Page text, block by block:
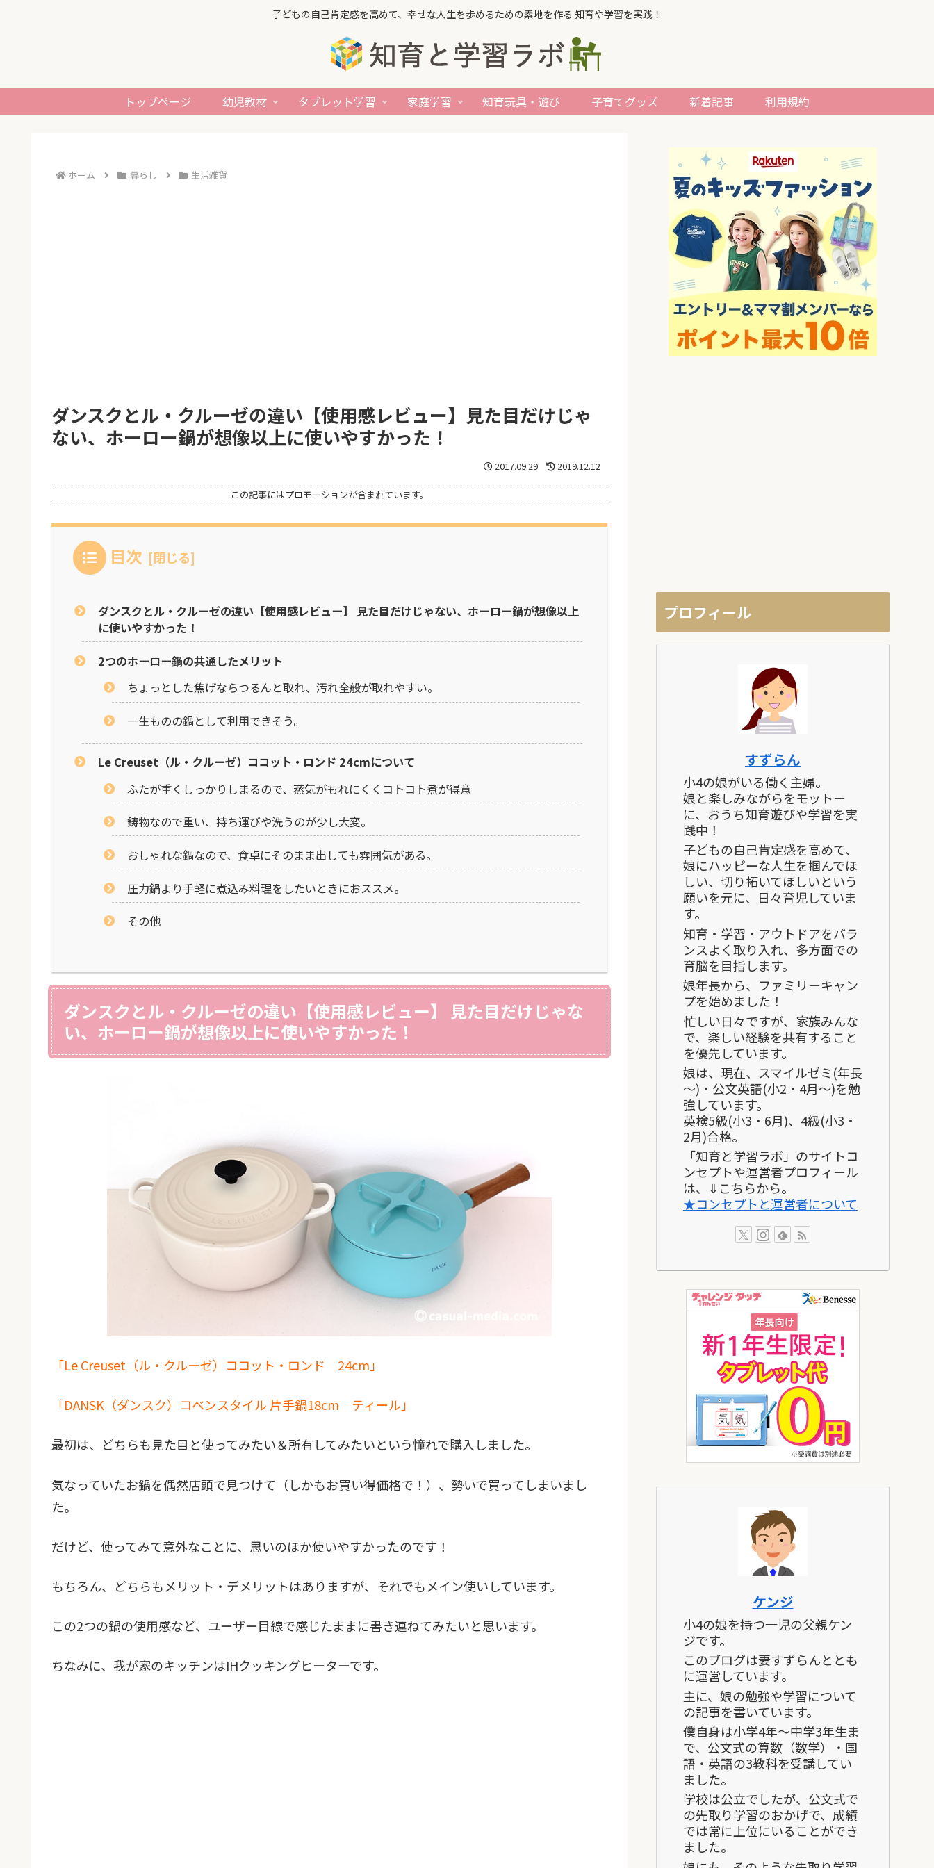
子どもの自己肯定感を高めて、幸せな人生を歩めるための素地を作る 知育や学習を実践！
トップページ 幼児教材 タブレット学習 家庭学習 知育玩具・遊び 子育てグッズ 新着記事 利用規約
ホーム 暮らし 生活雑貨
ダンスクとル・クルーゼの違い【使用感レビュー】見た目だけじゃ
ない、ホーロー鍋が想像以上に使いやすかった！
2017.09.29 2019.12.12
この記事にはプロモーションが含まれています。
目次
ダンスクとル・クルーゼの違い【使用感レビュー】 見た目だけじゃない、ホーロー鍋が想像以上
に使いやすかった！
2つのホーロー鍋の共通したメリット
ちょっとした焦げならつるんと取れ、汚れ全般が取れやすい。
一生ものの鍋として利用できそう。
Le Creuset（ル・クルーゼ）ココット・ロンド 24cmについて
ふたが重くしっかりしまるので、蒸気がもれにくくコトコト煮が得意
鋳物なので重い、持ち運びや洗うのが少し大変。
おしゃれな鍋なので、食卓にそのまま出しても雰囲気がある。
圧力鍋より手軽に煮込み料理をしたいときにおススメ。
その他
ダンスクとル・クルーゼの違い【使用感レビュー】 見た目だけじゃな
い、ホーロー鍋が想像以上に使いやすかった！
「Le Creuset（ル・クルーゼ）ココット・ロンド 24cm」
「DANSK（ダンスク）コベンスタイル 片手鍋18cm ティール」
最初は、どちらも見た目と使ってみたい＆所有してみたいという憧れで購入しました。
気なっていたお鍋を偶然店頭で見つけて（しかもお買い得価格で！）、勢いで買ってしまいまし
た。
だけど、使ってみて意外なことに、思いのほか使いやすかったのです！
もちろん、どちらもメリット・デメリットはありますが、それでもメイン使いしています。
この2つの鍋の使用感など、ユーザー目線で感じたままに書き連ねてみたいと思います。
ちなみに、我が家のキッチンはIHクッキングヒーターです。
プロフィール
すずらん
小4の娘がいる働く主婦。
娘と楽しみながらをモットー
に、おうち知育遊びや学習を実
践中！
子どもの自己肯定感を高めて、
娘にハッピーな人生を掴んでほ
しい、切り拓いてほしいという
願いを元に、日々育児していま
す。
知育・学習・アウトドアをバラ
ンスよく取り入れ、多方面での
育脳を目指します。
娘年長から、ファミリーキャン
プを始めました！
忙しい日々ですが、家族みんな
で、楽しい経験を共有すること
を優先しています。
娘は、現在、スマイルゼミ(年長
～)・公文英語(小2・4月～)を勉
強しています。
英検5級(小3・6月)、4級(小3・
2月)合格。
「知育と学習ラボ」のサイトコ
ンセプトや運営者プロフィール
は、⇓こちらから。
★コンセプトと運営者について
ケンジ
小4の娘を持つ一児の父親ケン
ジです。
このブログは妻すずらんととも
に運営しています。
主に、娘の勉強や学習について
の記事を書いています。
僕自身は小学4年～中学3年生ま
で、公文式の算数（数学）・国
語・英語の3教科を受講してい
ました。
学校は公立でしたが、公文式で
の先取り学習のおかげで、成績
では常に上位にいることができ
ました。